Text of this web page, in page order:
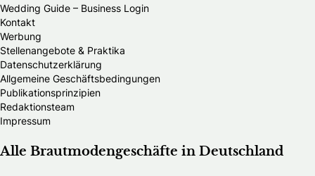
Wedding Guide – Business Login
Kontakt
Werbung
Stellenangebote & Praktika
Datenschutzerklärung
Allgemeine Geschäftsbedingungen
Publikationsprinzipien
Redaktionsteam
Impressum
Alle Brautmodengeschäfte in Deutschland